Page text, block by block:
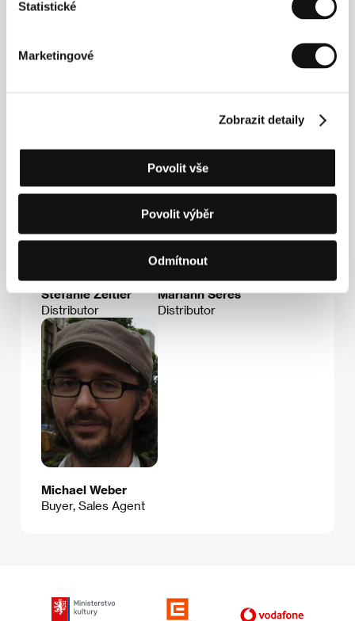
Statistické
Marketingové
Zobrazit detaily
Povolit vše
Povolit výběr
Odmítnout
Fax: +36 1 202 0133
Stefanie Zeitler
Distributor
Mariann Seres
Distributor
Michael Weber
Buyer, Sales Agent